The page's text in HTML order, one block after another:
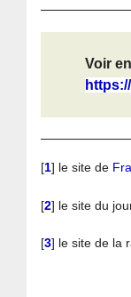
Voir
[1] le site de
[2] le site du
[3] le site de la